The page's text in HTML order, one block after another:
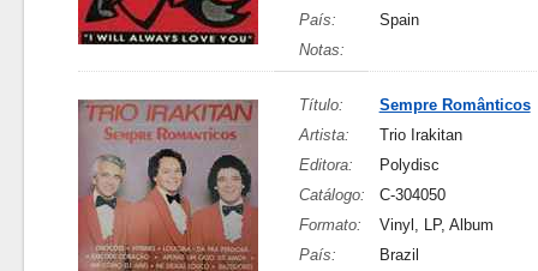
País:
Spain
Notas:
Título:
Sempre Românticos
Artista:
Trio Irakitan
Editora:
Polydisc
Catálogo:
C-304050
Formato:
Vinyl, LP, Album
País:
Brazil